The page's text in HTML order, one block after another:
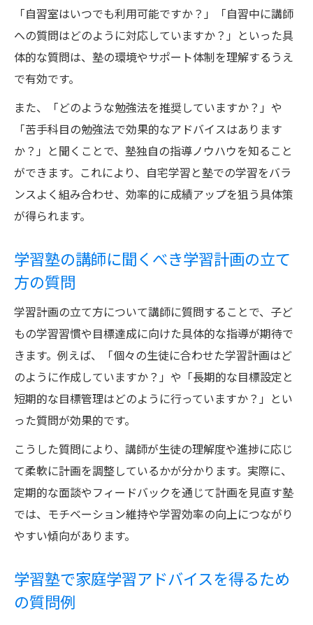
「自習室はいつでも利用可能ですか？」「自習中に講師
への質問はどのように対応していますか？」といった具
体的な質問は、塾の環境やサポート体制を理解するうえ
で有効です。
また、「どのような勉強法を推奨していますか？」や
「苦手科目の勉強法で効果的なアドバイスはあります
か？」と聞くことで、塾独自の指導ノウハウを知ること
ができます。これにより、自宅学習と塾での学習をバラ
ンスよく組み合わせ、効率的に成績アップを狙う具体策
が得られます。
学習塾の講師に聞くべき学習計画の立て
方の質問
学習計画の立て方について講師に質問することで、子ど
もの学習習慣や目標達成に向けた具体的な指導が期待で
きます。例えば、「個々の生徒に合わせた学習計画はど
のように作成していますか？」や「長期的な目標設定と
短期的な目標管理はどのように行っていますか？」とい
った質問が効果的です。
こうした質問により、講師が生徒の理解度や進捗に応じ
て柔軟に計画を調整しているかが分かります。実際に、
定期的な面談やフィードバックを通じて計画を見直す塾
では、モチベーション維持や学習効率の向上につながり
やすい傾向があります。
学習塾で家庭学習アドバイスを得るため
の質問例